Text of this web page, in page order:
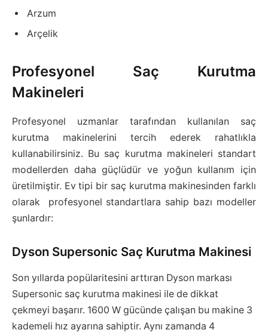
Arzum
Arçelik
Profesyonel Saç Kurutma
Makineleri
Profesyonel uzmanlar tarafından kullanılan saç
kurutma makinelerini tercih ederek rahatlıkla
kullanabilirsiniz. Bu saç kurutma makineleri standart
modellerden daha güçlüdür ve yoğun kullanım için
üretilmiştir. Ev tipi bir saç kurutma makinesinden farklı
olarak profesyonel standartlara sahip bazı modeller
şunlardır:
Dyson Supersonic Saç Kurutma Makinesi
Son yıllarda popülaritesini arttıran Dyson markası
Supersonic saç kurutma makinesi ile de dikkat
çekmeyi başarır. 1600 W gücünde çalışan bu makine 3
kademeli hız ayarına sahiptir. Aynı zamanda 4